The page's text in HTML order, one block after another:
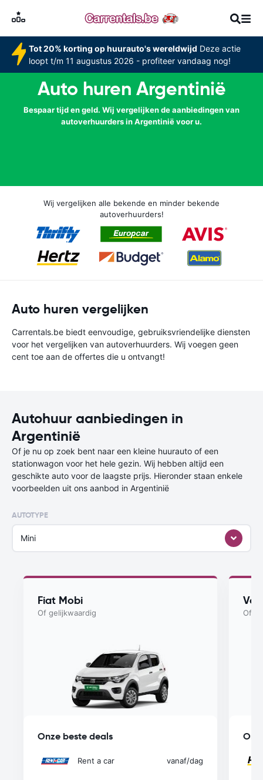
Tot 20% korting op huurauto's wereldwijd Deze actie
loopt t/m 11 augustus 2026 - profiteer vandaag nog!
Auto huren Argentinië
Bespaar tijd en geld. Wij vergelijken de aanbiedingen van
autoverhuurders in Argentinië voor u.
Wij vergelijken alle bekende en minder bekende
autoverhuurders!
Auto huren vergelijken
Carrentals.be biedt eenvoudige, gebruiksvriendelijke diensten
voor het vergelijken van autoverhuurders. Wij voegen geen
cent toe aan de offertes die u ontvangt!
Autohuur aanbiedingen in
Argentinië
Of je nu op zoek bent naar een kleine huurauto of een
stationwagon voor het hele gezin. Wij hebben altijd een
geschikte auto voor de laagste prijs. Hieronder staan enkele
voorbeelden uit ons aanbod in Argentinië
AUTOTYPE
Mini
Fiat Mobi
Of gelijkwaardig
Onze beste deals
Rent a car vanaf/dag
Of